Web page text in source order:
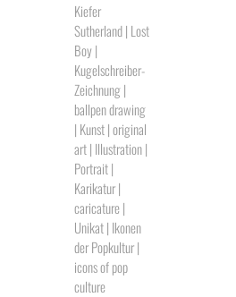
Kiefer
Sutherland | Lost
Boy |
Kugelschreiber-
Zeichnung |
ballpen drawing
| Kunst | original
art | Illustration |
Portrait |
Karikatur |
caricature |
Unikat | Ikonen
der Popkultur |
icons of pop
culture